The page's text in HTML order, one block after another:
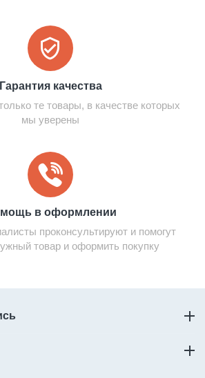
Гарантия качества
те товары, в качестве которых
мы уверены
в оформлении
проконсультируют и помогут
товар и оформить покупку